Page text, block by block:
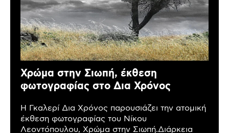
Χρώμα στην Σιωπή, έκθεση
φωτογραφίας στο Δια Χρόνος
Η Γκαλερί Δια Χρόνος παρουσιάζει την ατομική
έκθεση φωτογραφίας του Νίκου
Λεοντόπουλου, Χρώμα στην Σιωπή.Διάρκεια